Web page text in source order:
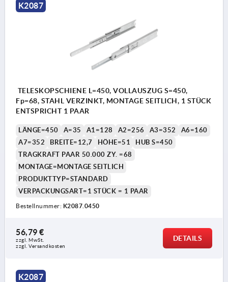
K2087
TELESKOPSCHIENE L=450, VOLLAUSZUG S=450,
Fp=68, STAHL VERZINKT, MONTAGE SEITLICH, 1 STÜCK
ENTSPRICHT 1 PAAR
LÄNGE=450 A=35 A1=128 A2=256 A3=352
A6=160
A7=352
BREITE=12,7 HÖHE=51
HUB S=450
TRAGKRAFT PAAR 50.000 ZY. =68
MONTAGE=MONTAGE SEITLICH
PRODUKTTYP=STANDARD
VERPACKUNGSART=1 STÜCK = 1 PAAR
Bestellnummer: K2087.0450
56,79 €
zzgl. MwSt.
zzgl. Versandkosten
DETAILS
K2087